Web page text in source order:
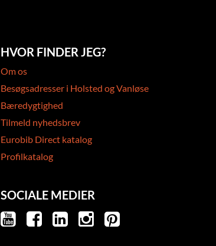
HVOR FINDER JEG?
Om os
Besøgsadresser i Holsted og Vanløse
Bæredygtighed
Tilmeld nyhedsbrev
Eurobib Direct katalog
Profilkatalog
SOCIALE MEDIER